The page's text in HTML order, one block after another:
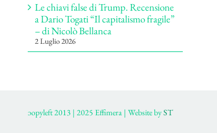
Le chiavi false di Trump. Recensione
a Dario Togati “Il capitalismo fragile”
– di Nicolò Bellanca
2 Luglio 2026
ɔopyleft 2013 | 2025 Effimera | Website byST